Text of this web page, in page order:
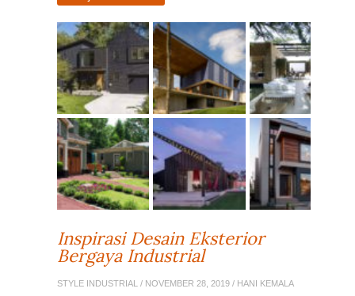
Inspirasi Desain Eksterior
Bergaya Industrial
STYLE INDUSTRIAL / NOVEMBER 28, 2019 / HANI KEMALA